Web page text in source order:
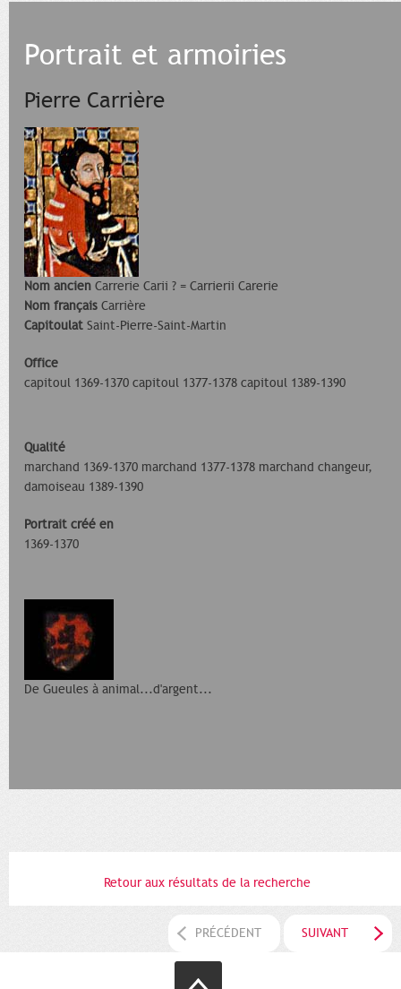
Portrait et armoiries
Pierre Carrière
Nom ancien Carrerie Carii ? = Carrierii Carerie
Nom français Carrière
Capitoulat Saint-Pierre-Saint-Martin
Office
capitoul 1369-1370 capitoul 1377-1378 capitoul 1389-1390
Qualité
marchand 1369-1370 marchand 1377-1378 marchand changeur,
damoiseau 1389-1390
Portrait créé en
1369-1370
De Gueules à animal...d'argent...
Retour aux résultats de la recherche
PRÉCÉDENT SUIVANT